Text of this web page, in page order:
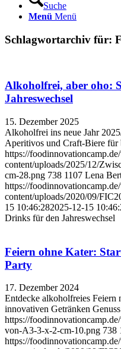
Suche
Menü Menü
Schlagwortarchiv für:
Alkoholfrei, aber oho:
Jahreswechsel
15. Dezember 2025
Alkoholfrei ins neue Jahr
Aperitivos und Craft-Biere für
https://
content/uploads/2025/12/
cm-28.png 738 1107 Lena
https://
content/uploads/2020/09/
15 10:46:282025-12-15
Drinks für den Jahreswechsel
Feiern ohne Kater:
Party
17. Dezember 2024
Entdecke alkoholfreies Feiern
innovativen Getränken
https://
von-A3-3-x-2-cm-10.png 738
https://